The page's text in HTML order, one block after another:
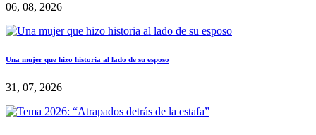
06, 08, 2026
Una mujer que hizo historia al lado de su esposo
31, 07, 2026